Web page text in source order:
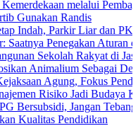
melalui Pembagian
Randis
Parkir Liar dan PKL Nakal
Aturan dan
Rakyat di Jasinga
Sebagai Destinasi
Fokus Pendampingan
Jadi Budaya Kerja
Jangan Tebang Pilih
Pendidikan